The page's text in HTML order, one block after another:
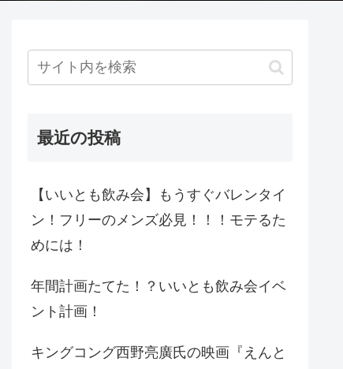
最近の投稿
【いいとも飲み会】もうすぐバレンタイ
ン！フリーのメンズ必見！！！モテるた
めには！
年間計画たてた！？いいとも飲み会イベ
ント計画！
キングコング西野亮廣氏の映画『えんと